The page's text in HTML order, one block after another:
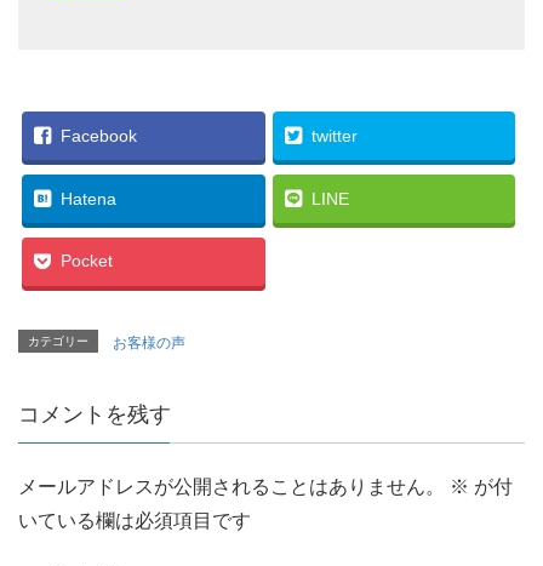
Facebook twitter
Hatena LINE
Pocket
カテゴリー お客様の声
コメントを残す
メールアドレスが公開されることはありません。 ※ が付
いている欄は必須項目です